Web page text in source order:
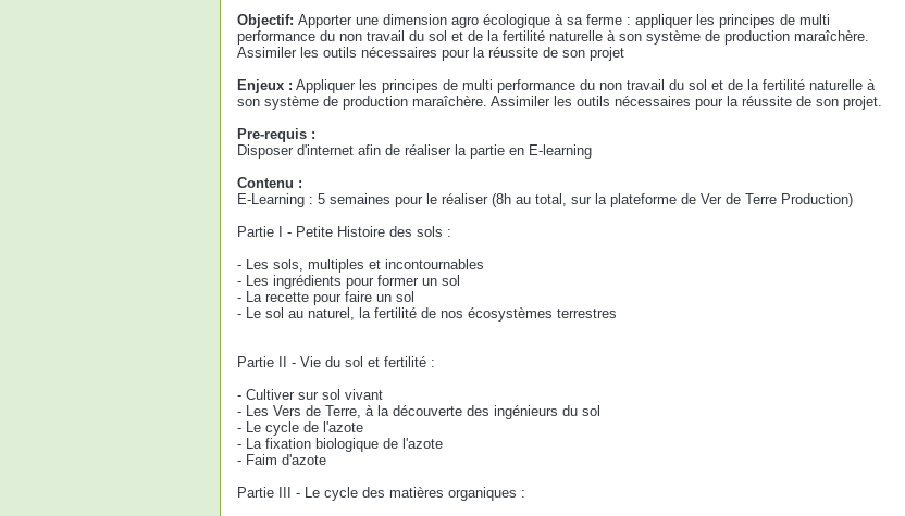
Objectif: Apporter une dimension agro écologique à sa ferme : appliquer les principes de multi
performance du non travail du sol et de la fertilité naturelle à son système de production maraîchère.
Assimiler les outils nécessaires pour la réussite de son projet
Enjeux : Appliquer les principes de multi performance du non travail du sol et de la fertilité naturelle à
son système de production maraîchère. Assimiler les outils nécessaires pour la réussite de son projet.
Pre-requis :
Disposer d'internet afin de réaliser la partie en E-learning
Contenu :
E-Learning : 5 semaines pour le réaliser (8h au total, sur la plateforme de Ver de Terre Production)
Partie I - Petite Histoire des sols :
- Les sols, multiples et incontournables
- Les ingrédients pour former un sol
- La recette pour faire un sol
- Le sol au naturel, la fertilité de nos écosystèmes terrestres
Partie II - Vie du sol et fertilité :
- Cultiver sur sol vivant
- Les Vers de Terre, à la découverte des ingénieurs du sol
- Le cycle de l'azote
- La fixation biologique de l'azote
- Faim d'azote
Partie III - Le cycle des matières organiques :